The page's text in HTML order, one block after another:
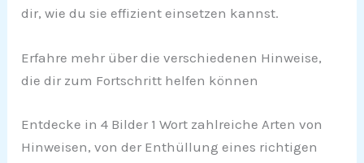
dir, wie du sie effizient einsetzen kannst.
Erfahre mehr über die verschiedenen Hinweise,
die dir zum Fortschritt helfen können
Entdecke in 4 Bilder 1 Wort zahlreiche Arten von
Hinweisen, von der Enthüllung eines richtigen